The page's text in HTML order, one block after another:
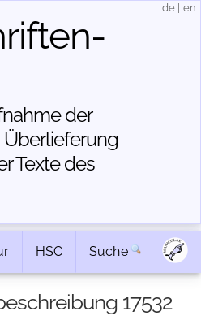
der
Texte des
de en
HSC Suche
17532